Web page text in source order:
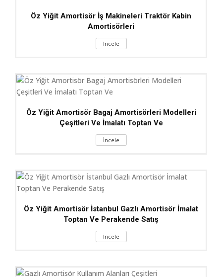
Öz Yiğit Amortisör İş Makineleri Traktör Kabin
Amortisörleri
İncele
Öz Yiğit Amortisör Bagaj Amortisörleri Modelleri
Çeşitleri Ve İmalatı Toptan Ve
İncele
Öz Yiğit Amortisör İstanbul Gazlı Amortisör İmalat
Toptan Ve Perakende Satış
İncele